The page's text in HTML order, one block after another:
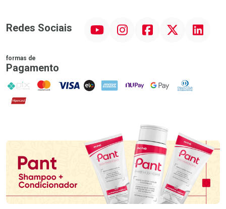
Redes Sociais InstagramFacebook Linkedin
formas de
Pagamento
PIX MasterCard
VISA ELO AMEX NuPay Google PayDiners Club
Hipercard
Promoção em Destaque